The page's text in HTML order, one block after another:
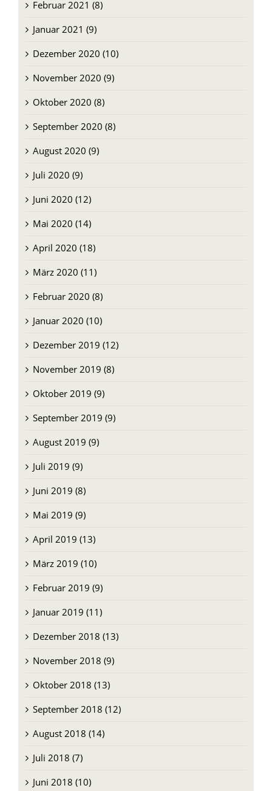
Februar 2021 (8)
Januar 2021 (9)
Dezember 2020 (10)
November 2020 (9)
Oktober 2020 (8)
September 2020 (8)
August 2020 (9)
Juli 2020 (9)
Juni 2020 (12)
Mai 2020 (14)
April 2020 (18)
März 2020 (11)
Februar 2020 (8)
Januar 2020 (10)
Dezember 2019 (12)
November 2019 (8)
Oktober 2019 (9)
September 2019 (9)
August 2019 (9)
Juli 2019 (9)
Juni 2019 (8)
Mai 2019 (9)
April 2019 (13)
März 2019 (10)
Februar 2019 (9)
Januar 2019 (11)
Dezember 2018 (13)
November 2018 (9)
Oktober 2018 (13)
September 2018 (12)
August 2018 (14)
Juli 2018 (7)
Juni 2018 (10)